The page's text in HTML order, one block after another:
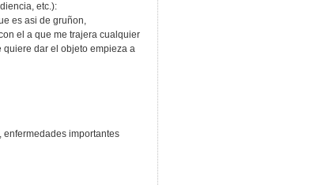
etc.):
es asi de gruñon,
el a que me trajera cualquier
quiere dar el objeto empieza a
enfermedades importantes